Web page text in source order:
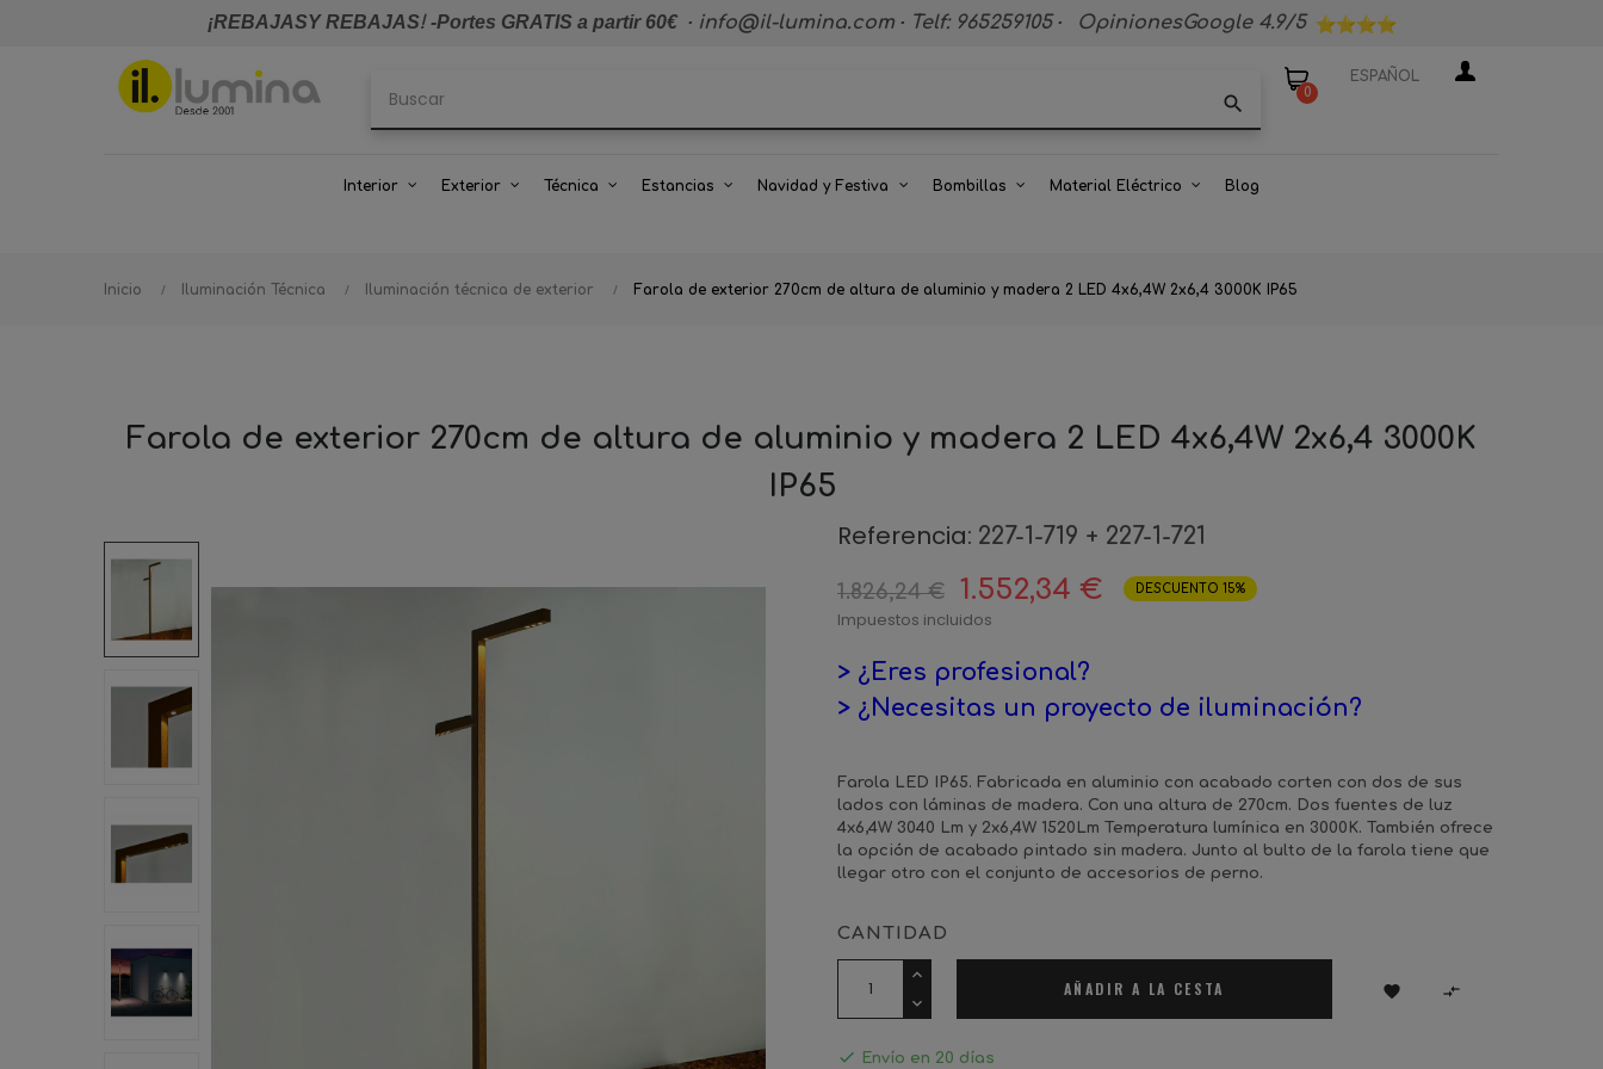
¡REBAJASY REBAJAS!-Portes GRATIS a partir 60€· info@il-lumina.com · Telf: 965259105 · OpinionesGoogle 4.9/5
search 0
ESPAÑOL
Interior Exterior Técnica Estancias Navidad y Festiva Bombillas Material Eléctrico Blog
Inicio Iluminación Técnica Iluminación técnica de exterior Farola de exterior 270cm de altura de aluminio y madera 2 LED 4x6,4W 2x6,4 3000K IP65
Farola de exterior 270cm de altura de aluminio y madera 2 LED 4x6,4W 2x6,4 3000K
IP65
Referencia: 227-1-719 + 227-1-721
1.826,24 € 1.552,34 € DESCUENTO 15%
Impuestos incluidos
> ¿Eres profesional?
> ¿Necesitas un proyecto de iluminación?
Farola LED IP65. Fabricada en aluminio con acabado corten con dos de sus
lados con láminas de madera. Con una altura de 270cm. Dos fuentes de luz
4x6,4W 3040 Lm y 2x6,4W 1520Lm Temperatura lumínica en 3000K. También ofrece
la opción de acabado pintado sin madera. Junto al bulto de la farola tiene que
llegar otro con el conjunto de accesorios de perno.
CANTIDAD
AÑADIR A LA CESTA  
 Envío en 20 días